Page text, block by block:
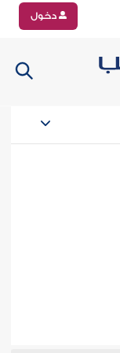
دخول